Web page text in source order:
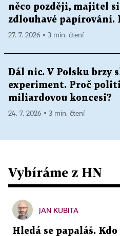
něco později, majitel
zdlouhavé papírování.
27. 7. 2026 ▪ 3 min. čtení
Dál nic. V Polsku brzy
experiment. Proč
miliardovou koncesi?
24. 7. 2026 ▪ 3 min. čtení
Vybíráme z HN
JAN KUBITA
Hledá se papaláš.